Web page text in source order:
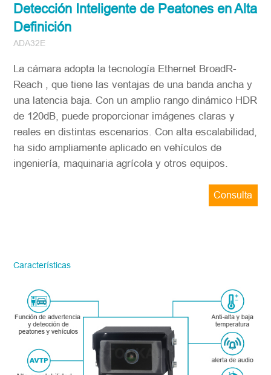
Detección Inteligente de Peatones en Alta
Definición
ADA32E
La cámara adopta la tecnología Ethernet BroadR-
Reach , que tiene las ventajas de una banda ancha y
una latencia baja. Con un amplio rango dinámico HDR
de 120dB, puede proporcionar imágenes claras y
reales en distintas escenarios. Con alta escalabilidad,
ha sido ampliamente aplicado en vehículos de
ingeniería, maquinaria agrícola y otros equipos.
Consulta
región/país. ¡Te responderemos lo antes
Número del modelo
Introdúzcase
Características